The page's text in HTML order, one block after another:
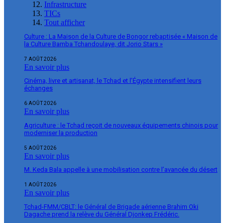
Infrastructure
TICs
Tout afficher
Culture : La Maison de la Culture de Bongor rebaptisée « Maison de
la Culture Bamba Tchandoulaye, dit Jorio Stars »
7 AOÛT 2026
En savoir plus
Cinéma, livre et artisanat, le Tchad et l’Égypte intensifient leurs
échanges
6 AOÛT 2026
En savoir plus
Agriculture : le Tchad reçoit de nouveaux équipements chinois pour
moderniser la production
5 AOÛT 2026
En savoir plus
M. Keda Bala appelle à une mobilisation contre l’avancée du désert
1 AOÛT 2026
En savoir plus
Tchad-FMM/CBLT: le Général de Brigade aérienne Brahim Oki
Dagache prend la relève du Général Djonkep Frédéric.